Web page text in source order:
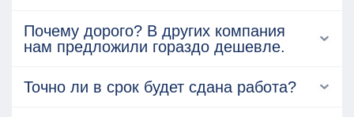
Почему дорого? В других компания
нам предложили гораздо дешевле.
Точно ли в срок будет сдана работа?